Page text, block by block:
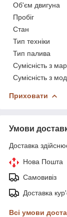
Об'єм двигуна
Пробіг
Стан
Тип техніки
Тип палива
Сумісність з
Сумісність з
Приховати
Умови
Доставка
Нова Пошта
Самовивіз
Доставка
Всі умови